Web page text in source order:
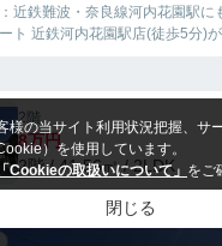
近鉄難波・奈良線河内花園駅に
ト 近鉄河内花園駅店(徒歩5分)が
2階
8万円
2階 / 41.56㎡ / 2LDK
様の当サイト利用状況把握、サ
）を使用しています。
Cookieの取扱いについて」 をご
閉じる